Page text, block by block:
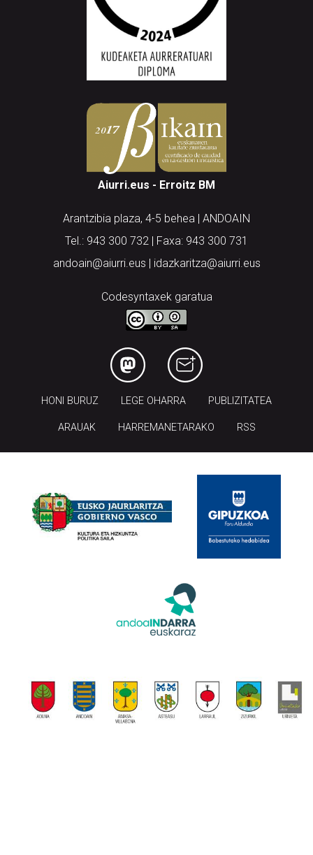
Aiurri.eus - Erroitz BM
Arantzibia plaza, 4-5 behea | ANDOAIN
Tel.: 943 300 732 | Faxa: 943 300 731
andoain@aiurri.eus | idazkaritza@aiurri.eus
Codesyntaxek garatua
HONI BURUZ LEGE OHARRA PUBLIZITATEA
ARAUAK HARREMANETARAKO RSS